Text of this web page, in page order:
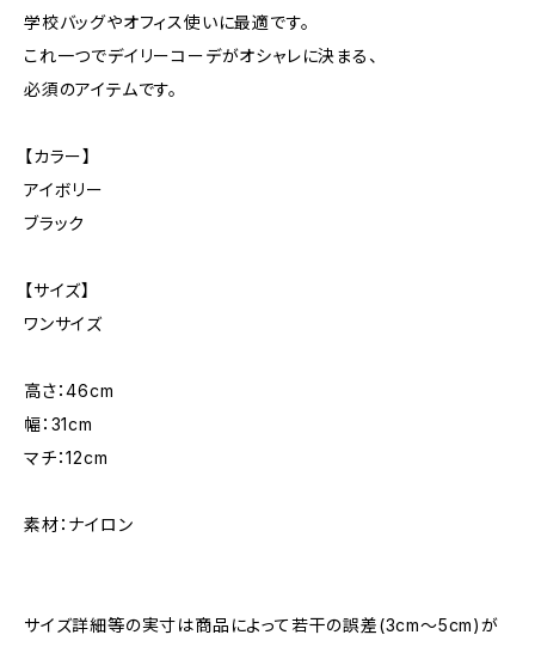
学校バッグやオフィス使いに最適です。
これ一つでデイリーコーデがオシャレに決まる、
必須のアイテムです。
【カラー】
アイボリー
ブラック
【サイズ】
ワンサイズ
高さ：46cm
幅：31cm
マチ：12cm
素材：ナイロン
サイズ詳細等の実寸は商品によって若干の誤差(3cm～5cm)が